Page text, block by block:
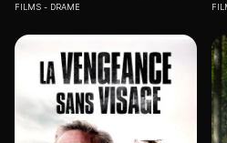
FILMS DRAME